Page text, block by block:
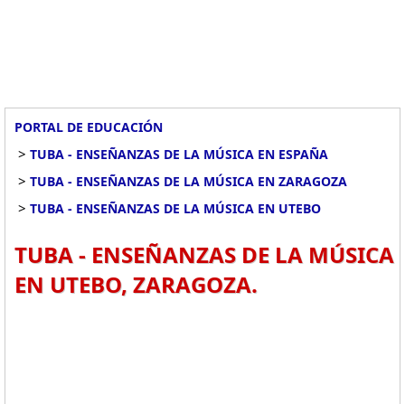
PORTAL DE EDUCACIÓN
> TUBA - ENSEÑANZAS DE LA MÚSICA EN ESPAÑA
> TUBA - ENSEÑANZAS DE LA MÚSICA EN ZARAGOZA
> TUBA - ENSEÑANZAS DE LA MÚSICA EN UTEBO
TUBA - ENSEÑANZAS DE LA MÚSICA
EN UTEBO, ZARAGOZA.